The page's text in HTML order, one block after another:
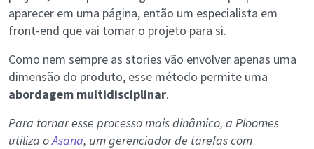
aparecer em uma página, então um especialista em
front-end que vai tomar o projeto para si.
Como nem sempre as stories vão envolver apenas uma
dimensão do produto, esse método permite uma
abordagem multidisciplinar.
Para tornar esse processo mais dinâmico, a Ploomes
utiliza oAsana, um gerenciador de tarefas com